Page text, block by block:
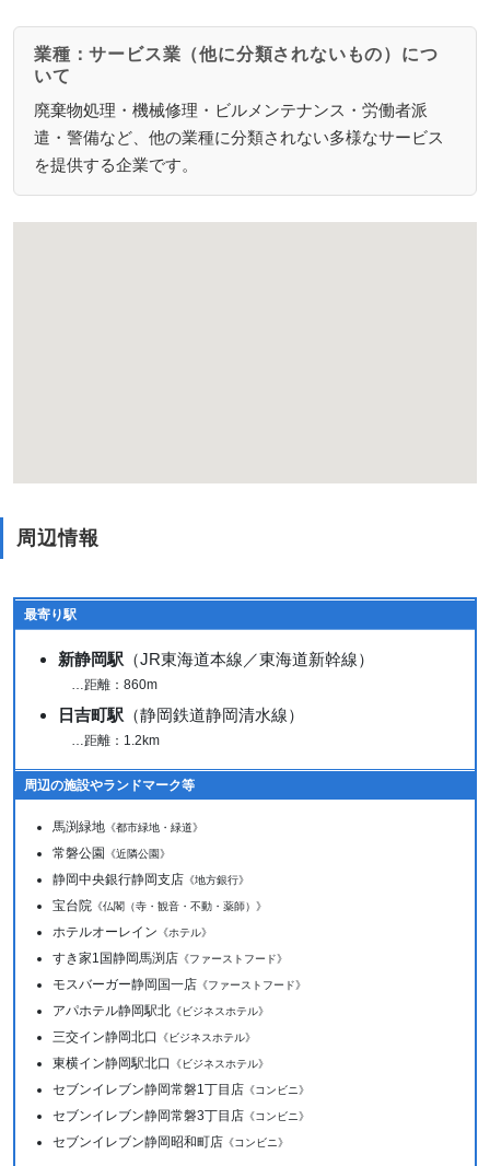
業種：サービス業（他に分類されないもの）につ
いて
廃棄物処理・機械修理・ビルメンテナンス・労働者派
遣・警備など、他の業種に分類されない多様なサービス
を提供する企業です。
周辺情報
最寄り駅
新静岡駅 （JR東海道本線／東海道新幹線）
…距離：860m
日吉町駅 （静岡鉄道静岡清水線）
…距離：1.2km
周辺の施設やランドマーク等
馬渕緑地 《都市緑地・緑道》
常磐公園 《近隣公園》
静岡中央銀行静岡支店 《地方銀行》
宝台院 《仏閣（寺・観音・不動・薬師）》
ホテルオーレイン 《ホテル》
すき家1国静岡馬渕店 《ファーストフード》
モスバーガー静岡国一店 《ファーストフード》
アパホテル静岡駅北 《ビジネスホテル》
三交イン静岡北口 《ビジネスホテル》
東横イン静岡駅北口 《ビジネスホテル》
セブンイレブン静岡常磐1丁目店 《コンビニ》
セブンイレブン静岡常磐3丁目店 《コンビニ》
セブンイレブン静岡昭和町店 《コンビニ》